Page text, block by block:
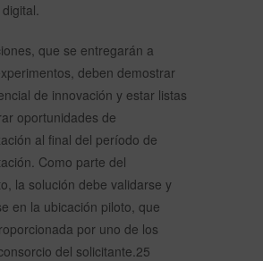
que se entregarán a
deben demostrar
de innovación y estar listas
oportunidades de
al final del período de
Como parte del
la solución debe validarse y
en la ubicación piloto, que
por uno de los
del solicitante.25